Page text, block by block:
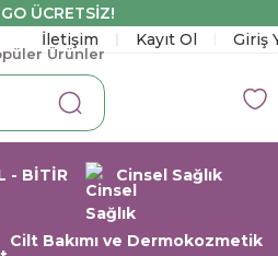
ÜCRETSİZ!
İletişim Kayıt Ol Giriş
Ürünler
- BİTİR Cinsel Sağlık
Cilt Bakımı ve Dermokozmetik